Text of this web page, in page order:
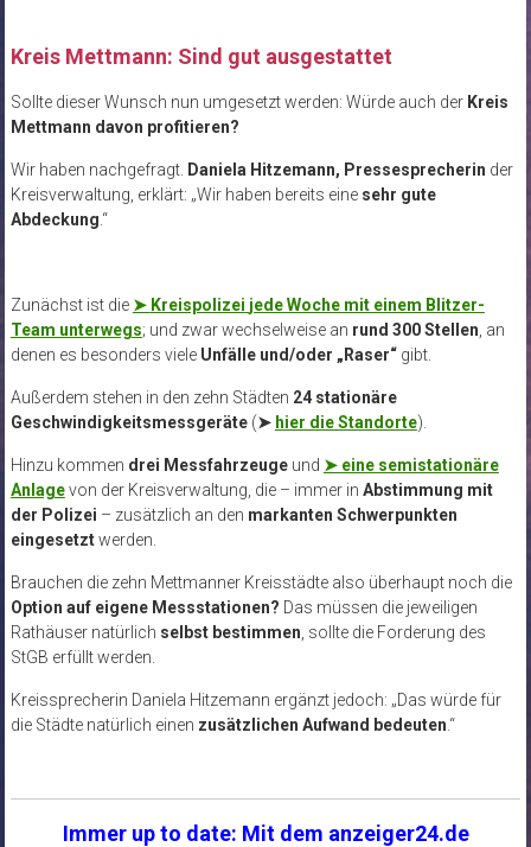
Kreis Mettmann: Sind gut ausgestattet
Sollte dieser Wunsch nun umgesetzt werden: Würde auch der Kreis
Mettmann davon profitieren?
Wir haben nachgefragt. Daniela Hitzemann, Pressesprecherin der
Kreisverwaltung, erklärt: „Wir haben bereits eine sehr gute
Abdeckung .“
Zunächst ist die ➤ Kreispolizei jede Woche mit einem Blitzer-
Team unterwegs; und zwar wechselweise an rund 300 Stellen , an
denen es besonders viele Unfälle und/oder „Raser“gibt.
Außerdem stehen in den zehn Städten 24 stationäre
Geschwindigkeitsmessgeräte(➤ hier die Standorte).
Hinzu kommen drei Messfahrzeugeund ➤ eine semistationäre
Anlagevon der Kreisverwaltung, die – immer in Abstimmung mit
der Polizei – zusätzlich an den markanten Schwerpunkten
eingesetztwerden.
Brauchen die zehn Mettmanner Kreisstädte also überhaupt noch die
Option auf eigene Messstationen? Das müssen die jeweiligen
Rathäuser natürlich selbst bestimmen , sollte die Forderung des
StGB erfüllt werden.
Kreissprecherin Daniela Hitzemann ergänzt jedoch: „Das würde für
die Städte natürlich einen zusätzlichen Aufwand bedeuten .“
Immer up to date: Mit dem anzeiger24.de